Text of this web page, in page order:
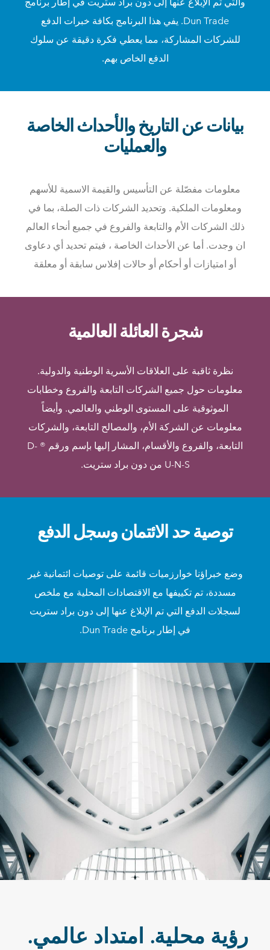
Dun Trade. يفي هذا البرنامج بكافة خبرات الدفع
للشركات المشاركة، مما يعطي فكرة دقيقة عن سلوك
الدفع الخاص بهم.
بيانات عن التاريخ والأحداث الخاصة
والعمليات
معلومات مفصّلة عن التأسيس والقيمة الاسمية للأسهم
ومعلومات الملكية. وتحديد الشركات ذات الصلة، بما في
ذلك الشركات الأم والتابعة والفروع في جميع أنحاء العالم
ان وجدت. أما عن الأحداث الخاصة ، فيتم تحديد أي دعاوى
أو امتيازات أو أحكام أو حالات إفلاس سابقة أو معلقة
شجرة العائلة العالمية
نظرة ثاقبة على العلاقات الأسرية الوطنية والدولية.
معلومات حول جميع الشركات التابعة والفروع وخطابات
الموثوقية على المستوى الوطني والعالمي. وأيضاً
معلومات عن الشركة الأم، والمصالح التابعة، والشركات
التابعة، والفروع والأقسام، المشار إليها بإسم ورقم ® D-
U-N-S من دون براد ستريت.
توصية حد الائتمان وسجل الدفع
وضع خبراؤنا خوارزميات قائمة على توصيات ائتمانية غير
مسددة، تم تكييفها مع الاقتصادات المحلية مع ملخص
لسجلات الدفع التي تم الإبلاغ عنها إلى دون براد ستريت
في إطار برنامج Dun Trade.
رؤية محلية. امتداد عالمي.